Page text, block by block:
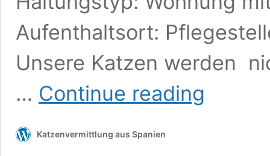
Aufenthaltsort:
Unsere Katzen werden
… Continue reading
Katzenvermittlung aus Spanien